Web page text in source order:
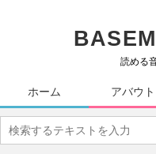
読める
ホーム アバウト